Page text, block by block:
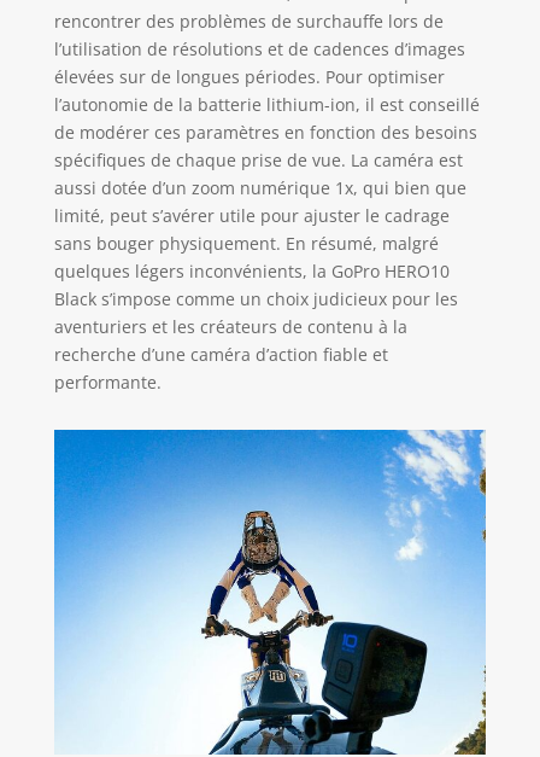
plus élevée, de
sorte que vos
séquences soient
parfaitement
droites quand vous
le souhaitez.
Connectivité
rapide et fiable :
super facile, super
rapide. Transférer
des photos et des
vidéos de votre
GoPro connectée
au cloud vers votre
téléphone est
votre choix de
téléchargement
sans fil sans effort
via l'application
Quik ou une
connexion filaire
ultra-rapide via
USB. Il y a
également un
stockage cloud
illimité avec
téléchargement
automatique sans
rencontrer des problèmes de surchauffe lors de
l’utilisation de résolutions et de cadences d’images
élevées sur de longues périodes. Pour optimiser
l’autonomie de la batterie lithium-ion, il est conseillé
de modérer ces paramètres en fonction des besoins
spécifiques de chaque prise de vue. La caméra est
aussi dotée d’un zoom numérique 1x, qui bien que
limité, peut s’avérer utile pour ajuster le cadrage
sans bouger physiquement. En résumé, malgré
quelques légers inconvénients, la GoPro HERO10
Black s’impose comme un choix judicieux pour les
aventuriers et les créateurs de contenu à la
recherche d’une caméra d’action fiable et
performante.